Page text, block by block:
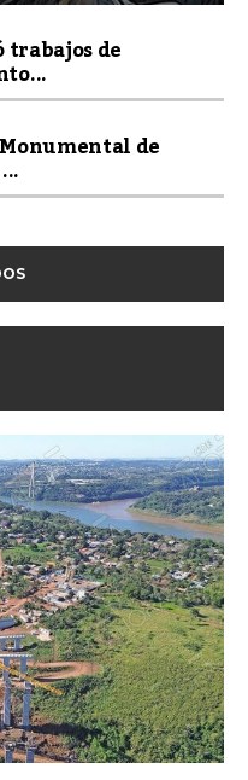
de
de